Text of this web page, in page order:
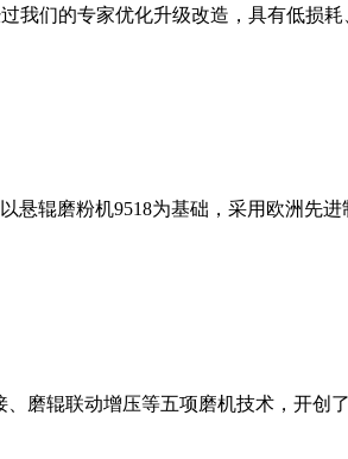
我们的专家优化升级改造，具有低损
辊磨粉机9518为基础，采用欧洲先进
磨辊联动增压等五项磨机技术，开创